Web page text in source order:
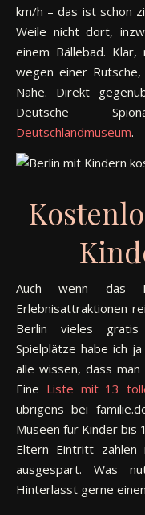
km/h – das ist schon
Weile nicht dort,
einem Bällebad.
wegen einer
Nähe. Direkt
Deutsche
Deutschlandmuseum.
Auch wenn das
Erlebnisattraktionen
Berlin vieles
Spielplätze habe ich
alle wissen, dass
Eine Liste mit 13
übrigens bei
Museen für Kinder bis
Eltern Eintritt zahlen
ausgespart. Was
Hinterlasst gerne